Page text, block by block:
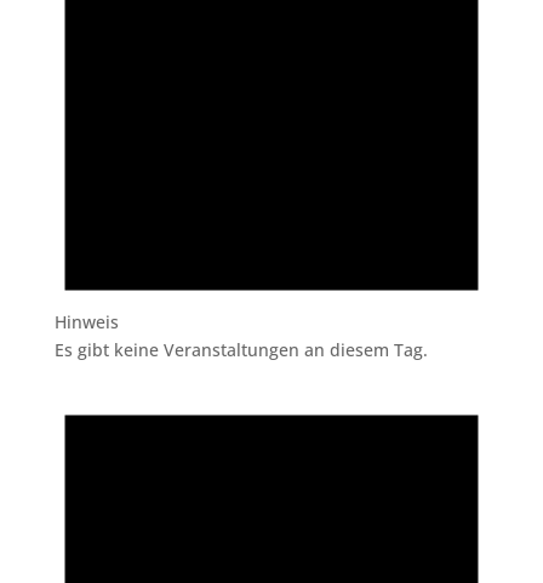
Hinweis
Es gibt keine Veranstaltungen an diesem Tag.